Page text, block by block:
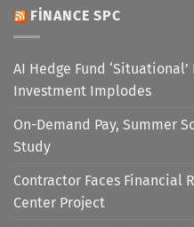
FINANCE SPC
AI Hedge Fund
Investment Implodes
On-Demand Pay, Summer
Study
Contractor Faces Financial
Center Project